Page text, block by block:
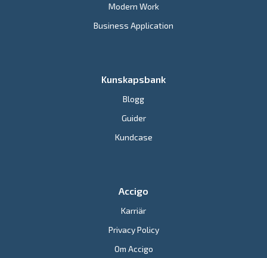
Modern Work
Business Application
Kunskapsbank
Blogg
Guider
Kundcase
Accigo
Karriär
Privacy Policy
Om Accigo